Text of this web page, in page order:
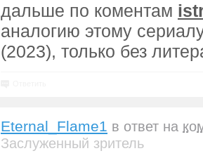
дальше по коментам
аналогию этому
(2023), только без
Eternal_Flame1 в ответ на
Заслуженный зритель